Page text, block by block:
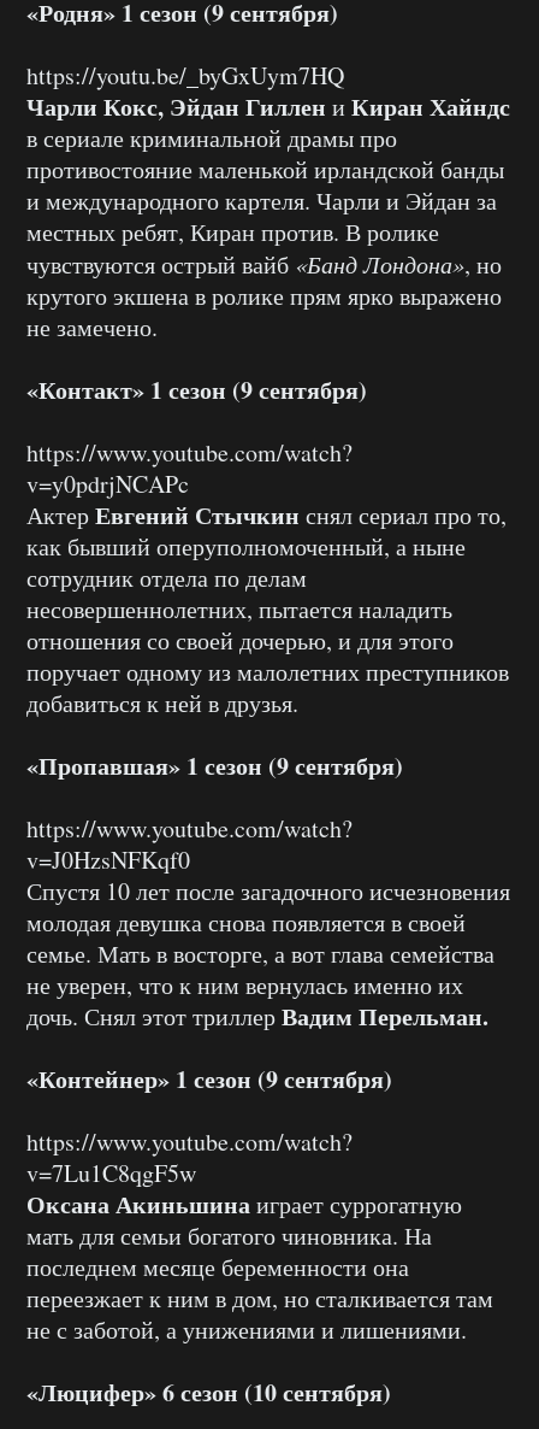
«Родня» 1 сезон (9 сентября)
https://youtu.be/_byGxUym7HQ
Чарли Кокс, Эйдан Гиллен и Киран Хайндс
в сериале криминальной драмы про
противостояние маленькой ирландской банды
и международного картеля. Чарли и Эйдан за
местных ребят, Киран против. В ролике
чувствуются острый вайб «Банд Лондона», но
крутого экшена в ролике прям ярко выражено
не замечено.
«Контакт» 1 сезон (9 сентября)
https://www.youtube.com/watch?
v=y0pdrjNCAPc
АктерЕвгений Стычкин снял сериал про то,
как бывший оперуполномоченный, а ныне
сотрудник отдела по делам
несовершеннолетних, пытается наладить
отношения со своей дочерью, и для этого
поручает одному из малолетних преступников
добавиться к ней в друзья.
«Пропавшая» 1 сезон (9 сентября)
https://www.youtube.com/watch?
v=J0HzsNFKqf0
Спустя 10 лет после загадочного исчезновения
молодая девушка снова появляется в своей
семье. Мать в восторге, а вот глава семейства
не уверен, что к ним вернулась именно их
дочь. Снял этот триллерВадим Перельман.
«Контейнер» 1 сезон (9 сентября)
https://www.youtube.com/watch?
v=7Lu1C8qgF5w
Оксана Акиньшинаиграет суррогатную
мать для семьи богатого чиновника. На
последнем месяце беременности она
переезжает к ним в дом, но сталкивается там
не с заботой, а унижениями и лишениями.
«Люцифер» 6 сезон (10 сентября)